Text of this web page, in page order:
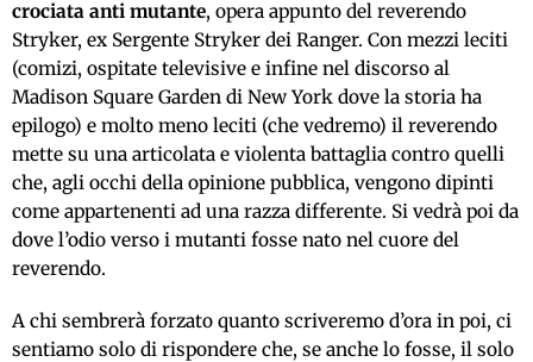
crociata anti mutante, opera appunto del reverendo
Stryker, ex Sergente Stryker dei Ranger. Con mezzi leciti
(comizi, ospitate televisive e infine nel discorso al
Madison Square Garden di New York dove la storia ha
epilogo) e molto meno leciti (che vedremo) il reverendo
mette su una articolata e violenta battaglia contro quelli
che, agli occhi della opinione pubblica, vengono dipinti
come appartenenti ad una razza differente. Si vedrà poi da
dove l’odio verso i mutanti fosse nato nel cuore del
reverendo.
A chi sembrerà forzato quanto scriveremo d’ora in poi, ci
sentiamo solo di rispondere che, se anche lo fosse, il solo